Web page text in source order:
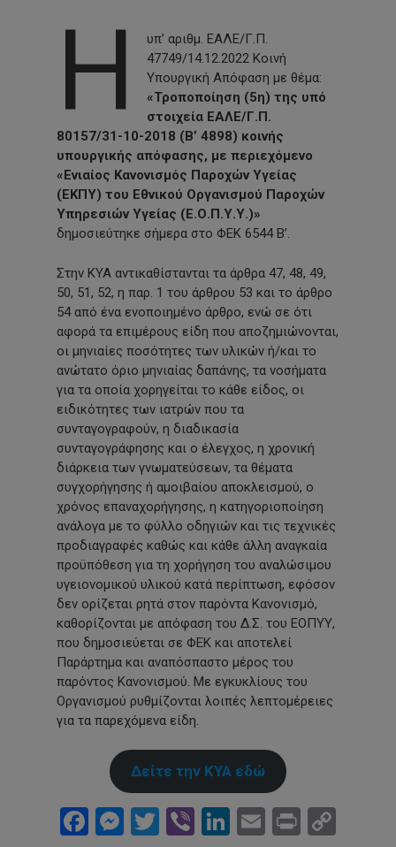
Η
υπ’ αριθμ. ΕΑΛΕ/Γ.Π.
47749/14.12.2022 Κοινή
Υπουργική Απόφαση με θέμα:
«Τροποποίηση (5η) της υπό
στοιχεία ΕΑΛΕ/Γ.Π.
80157/31-10-2018 (Β’ 4898) κοινής
υπουργικής απόφασης, με περιεχόμενο
«Ενιαίος Κανονισμός Παροχών Υγείας
(ΕΚΠΥ) του Εθνικού Οργανισμού Παροχών
Υπηρεσιών Υγείας (Ε.Ο.Π.Υ.Υ.)»
δημοσιεύτηκε σήμερα στο ΦΕΚ 6544 Β’.
Στην ΚΥΑ αντικαθίστανται τα άρθρα 47, 48, 49,
50, 51, 52, η παρ. 1 του άρθρου 53 και το άρθρο
54 από ένα ενοποιημένο άρθρο, ενώ σε ότι
αφορά τα επιμέρους είδη που αποζημιώνονται,
οι μηνιαίες ποσότητες των υλικών ή/και το
ανώτατο όριο μηνιαίας δαπάνης, τα νοσήματα
για τα οποία χορηγείται το κάθε είδος, οι
ειδικότητες των ιατρών που τα
συνταγογραφούν, η διαδικασία
συνταγογράφησης και ο έλεγχος, η χρονική
διάρκεια των γνωματεύσεων, τα θέματα
συγχορήγησης ή αμοιβαίου αποκλεισμού, ο
χρόνος επαναχορήγησης, η κατηγοριοποίηση
ανάλογα με το φύλλο οδηγιών και τις τεχνικές
προδιαγραφές καθώς και κάθε άλλη αναγκαία
προϋπόθεση για τη χορήγηση του αναλώσιμου
υγειονομικού υλικού κατά περίπτωση, εφόσον
δεν ορίζεται ρητά στον παρόντα Κανονισμό,
καθορίζονται με απόφαση του Δ.Σ. του ΕΟΠΥΥ,
που δημοσιεύεται σε ΦΕΚ και αποτελεί
Παράρτημα και αναπόσπαστο μέρος του
παρόντος Κανονισμού. Με εγκυκλίους του
Οργανισμού ρυθμίζονται λοιπές λεπτομέρειες
για τα παρεχόμενα είδη.
Δείτε την ΚΥΑ εδώ
Facebook
Messenger
Twitter
ViberLinkedIn
Email
Print